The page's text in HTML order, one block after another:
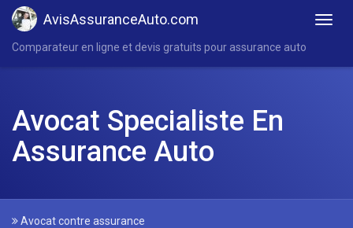
AvisAssuranceAuto.com
Comparateur en ligne et devis gratuits pour assurance auto
Avocat Specialiste En
Assurance Auto
Avocat contre assurance